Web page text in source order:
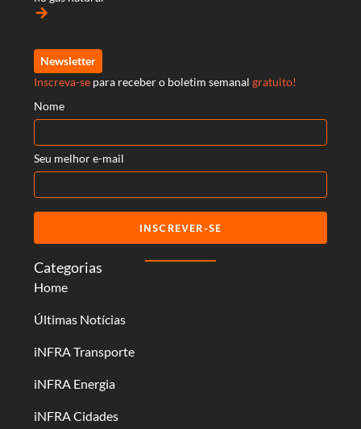
Categorias
Home
Últimas Notícias
iNFRA Transporte
iNFRA Energia
iNFRA Cidades
arrow_forward
Newsletter
Inscreva-se para receber o boletim semanal gratuito!
Nome
Seu melhor e-mail
INSCREVER-SE